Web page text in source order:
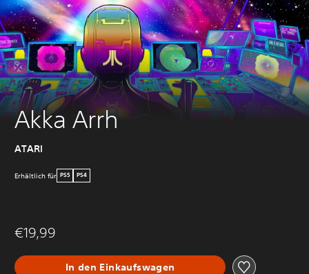
Akka Arrh
ATARI
Erhältlich für PS5 PS4
€19,99
In den Einkaufswagen